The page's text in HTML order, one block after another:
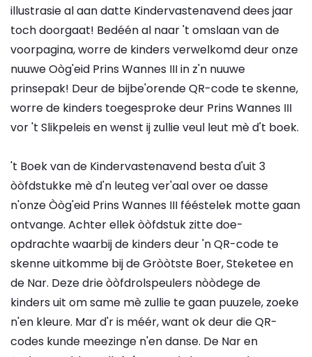
illustrasie al aan datte Kindervastenavend dees jaar
toch doorgaat! Bedéén al naar 't omslaan van de
voorpagina, worre de kinders verwelkomd deur onze
nuuwe Oòg'eid Prins Wannes III in z'n nuuwe
prinsepak! Deur de bijbe'orende QR-code te skenne,
worre de kinders toegesproke deur Prins Wannes III
vor 't Slikpeleis en wenst ij zullie veul leut mè d't boek.
't Boek van de Kindervastenavend besta d'uit 3
òòfdstukke mè d'n leuteg ver'aal over oe dasse
n'onze Òòg'eid Prins Wannes III fééstelek motte gaan
ontvange. Achter ellek òòfdstuk zitte doe-
opdrachte waarbij de kinders deur 'n QR-code te
skenne uitkomme bij de Gròòtste Boer, Steketee en
de Nar. Deze drie òòfdrolspeulers nòòdege de
kinders uit om same mè zullie te gaan puuzele, zoeke
n'en kleure. Mar d'r is méér, want ok deur die QR-
codes kunde meezinge n'en danse. De Nar en